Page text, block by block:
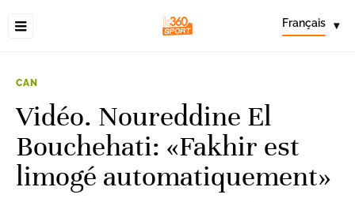
Français ▾
CAN
Vidéo. Noureddine El
Bouchehati: «Fakhir est
limogé automatiquement»